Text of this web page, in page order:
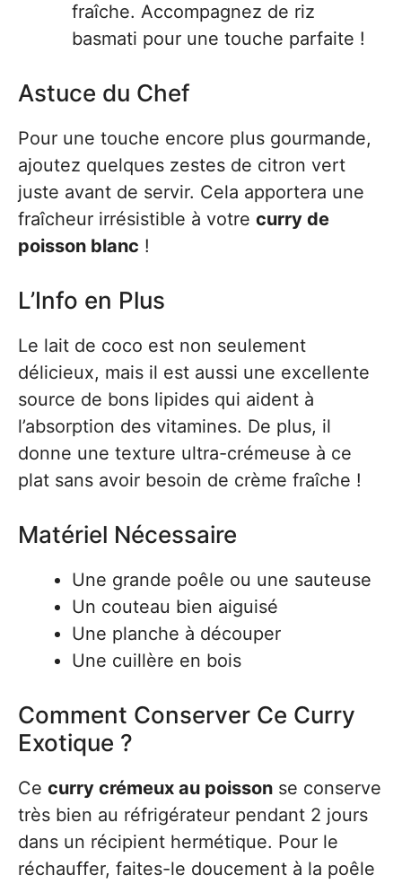
fraîche. Accompagnez de riz
basmati pour une touche parfaite !
Astuce du Chef
Pour une touche encore plus gourmande,
ajoutez quelques zestes de citron vert
juste avant de servir. Cela apportera une
fraîcheur irrésistible à votre curry de
poisson blanc !
L’Info en Plus
Le lait de coco est non seulement
délicieux, mais il est aussi une excellente
source de bons lipides qui aident à
l’absorption des vitamines. De plus, il
donne une texture ultra-crémeuse à ce
plat sans avoir besoin de crème fraîche !
Matériel Nécessaire
Une grande poêle ou une sauteuse
Un couteau bien aiguisé
Une planche à découper
Une cuillère en bois
Comment Conserver Ce Curry
Exotique ?
Ce curry crémeux au poisson se conserve
très bien au réfrigérateur pendant 2 jours
dans un récipient hermétique. Pour le
réchauffer, faites-le doucement à la poêle